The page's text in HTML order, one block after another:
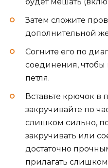
Затем сложите
дополнительной
Согните его по
соединения, чтобы
петля.
Вставьте крючок в
закручивайте по
слишком сильно,
закручивать или
достаточно
прилагать